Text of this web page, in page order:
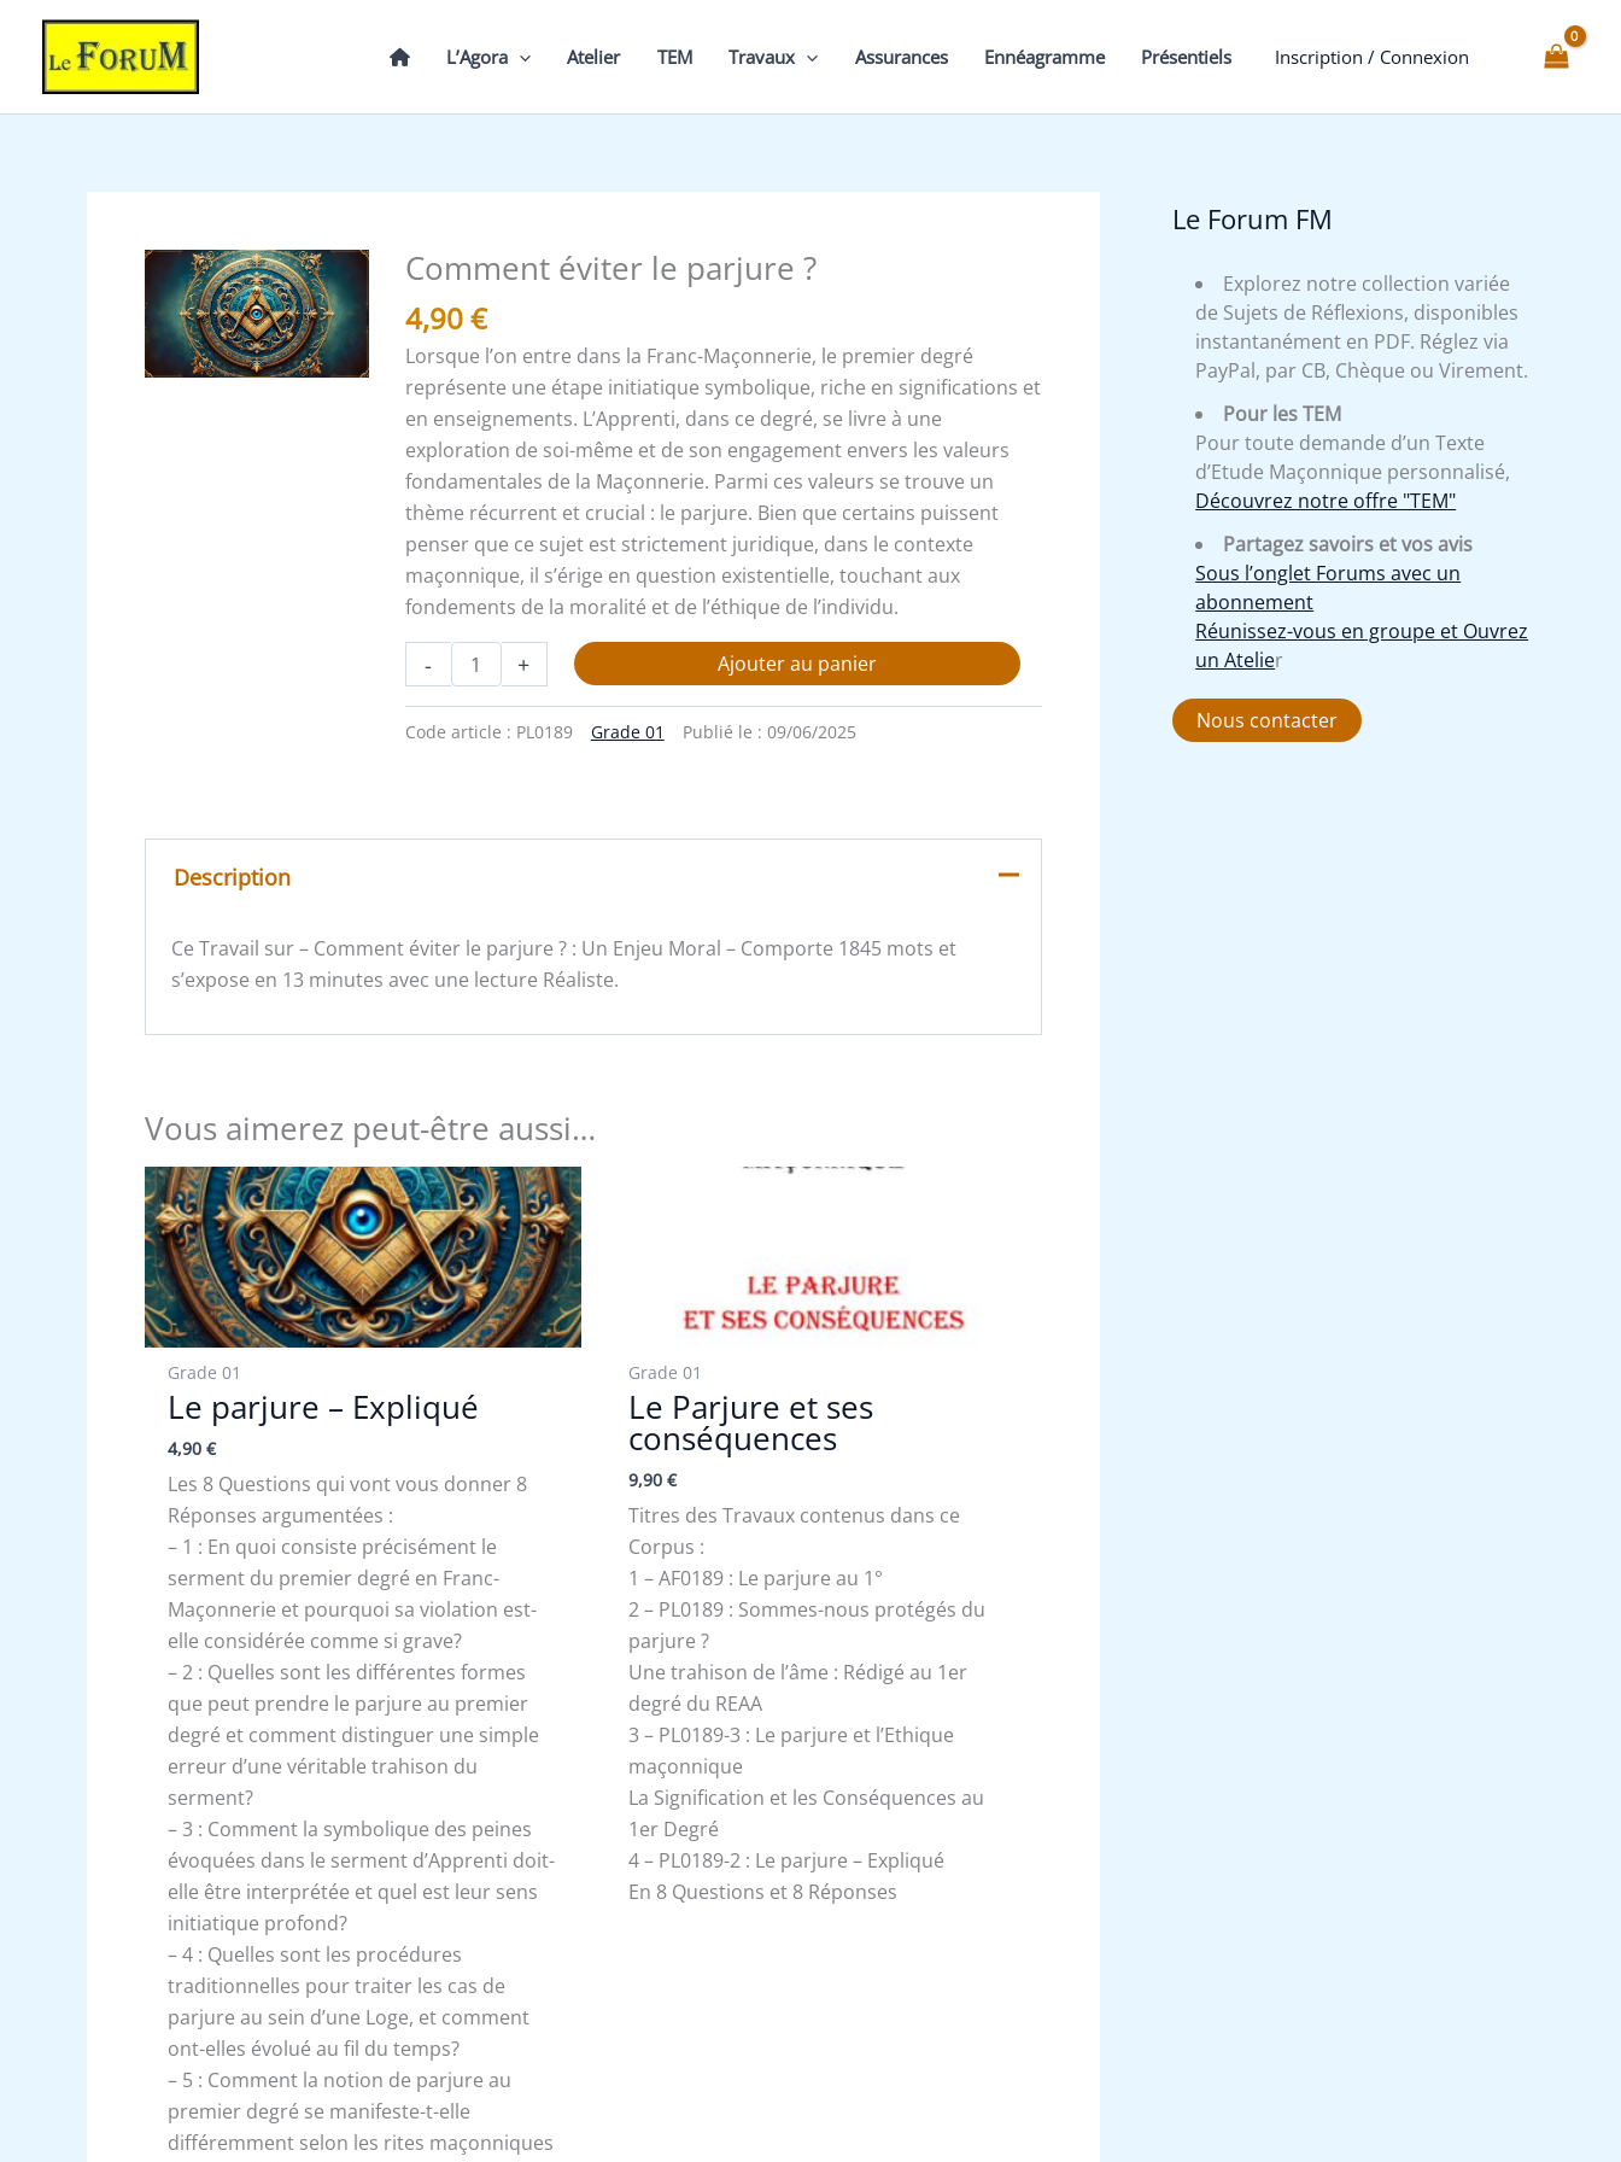
contenu
L’Agora Atelier TEM Travaux Assurances Ennéagramme Présentiels Inscription / Connexion
Comment éviter le parjure ?
4,90€
Lorsque l’on entre dans la Franc-Maçonnerie, le premier degré
représente une étape initiatique symbolique, riche en significations et
en enseignements. L’Apprenti, dans ce degré, se livre à une
exploration de soi-même et de son engagement envers les valeurs
fondamentales de la Maçonnerie. Parmi ces valeurs se trouve un
thème récurrent et crucial : le parjure. Bien que certains puissent
penser que ce sujet est strictement juridique, dans le contexte
maçonnique, il s’érige en question existentielle, touchant aux
fondements de la moralité et de l’éthique de l’individu.
-
quantité
Comment
éviter
le
parjure
?
+ Ajouter au panier
Code article : PL0189 Grade 01 Publié le : 09/06/2025
Description
Ce Travail sur – Comment éviter le parjure ? : Un Enjeu Moral – Comporte 1845 mots et
s’expose en 13 minutes avec une lecture Réaliste.
Vous aimerez peut-être aussi…
Grade 01
Le parjure – Expliqué
4,90€
Les 8 Questions qui vont vous donner 8
Réponses argumentées :
– 1 : En quoi consiste précisément le
serment du premier degré en Franc-
Maçonnerie et pourquoi sa violation est-
elle considérée comme si grave?
– 2 : Quelles sont les différentes formes
que peut prendre le parjure au premier
degré et comment distinguer une simple
erreur d’une véritable trahison du
serment?
– 3 : Comment la symbolique des peines
évoquées dans le serment d’Apprenti doit-
elle être interprétée et quel est leur sens
initiatique profond?
– 4 : Quelles sont les procédures
traditionnelles pour traiter les cas de
parjure au sein d’une Loge, et comment
ont-elles évolué au fil du temps?
– 5 : Comment la notion de parjure au
premier degré se manifeste-t-elle
différemment selon les rites maçonniques
Grade 01
Le Parjure et ses
conséquences
9,90€
Titres des Travaux contenus dans ce
Corpus :
1 – AF0189 : Le parjure au 1°
2 – PL0189 : Sommes-nous protégés du
parjure ?
Une trahison de l’âme : Rédigé au 1er
degré du REAA
3 – PL0189-3 : Le parjure et l’Ethique
maçonnique
La Signification et les Conséquences au
1er Degré
4 – PL0189-2 : Le parjure – Expliqué
En 8 Questions et 8 Réponses
Le Forum FM
Explorez notre collection variée
de Sujets de Réflexions, disponibles
instantanément en PDF. Réglez via
PayPal, par CB, Chèque ou Virement.
Pour les TEM
Pour toute demande d’un Texte
d’Etude Maçonnique personnalisé,
Découvrez notre offre "TEM"
Partagez savoirs et vos avis
Sous l’onglet Forums avec un
abonnement
Réunissez-vous en groupe et Ouvrez
un Atelier
Nous contacter
le
?